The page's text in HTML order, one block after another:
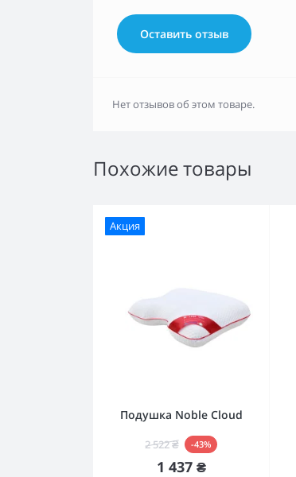
Оставить отзыв
Нет отзывов об этом товаре.
Похожие товары
Акция
Подушка Noble Cloud
2 522 ₴ -43%
1 437 ₴
Купить